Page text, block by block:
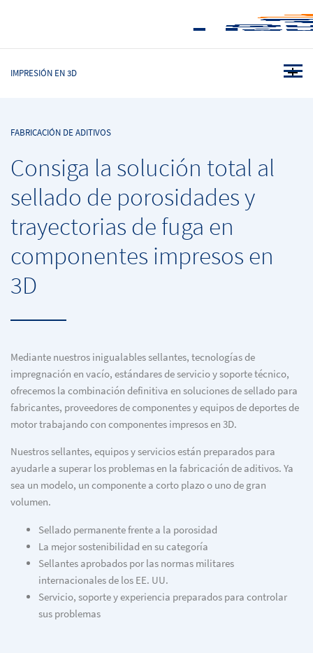
IMPRESIÓN EN 3D
FABRICACIÓN DE ADITIVOS
Consiga la solución total al
sellado de porosidades y
trayectorias de fuga en
componentes impresos en
3D
Mediante nuestros inigualables sellantes, tecnologías de
impregnación en vacío, estándares de servicio y soporte técnico,
ofrecemos la combinación definitiva en soluciones de sellado para
fabricantes, proveedores de componentes y equipos de deportes de
motor trabajando con componentes impresos en 3D.
Nuestros sellantes, equipos y servicios están preparados para
ayudarle a superar los problemas en la fabricación de aditivos. Ya
sea un modelo, un componente a corto plazo o uno de gran
volumen.
Sellado permanente frente a la porosidad
La mejor sostenibilidad en su categoría
Sellantes aprobados por las normas militares
internacionales de los EE. UU.
Servicio, soporte y experiencia preparados para controlar
sus problemas